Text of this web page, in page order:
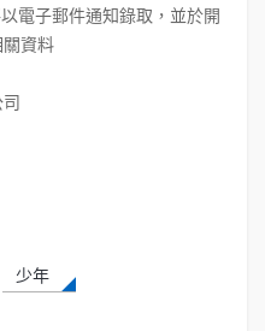
電子郵件通知錄取，並於開
資料
少年